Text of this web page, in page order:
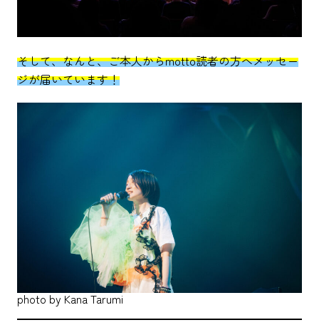
そして、なんと、ご本人からmotto読者の方へメッセー
ジが届いています！
photo by Kana Tarumi